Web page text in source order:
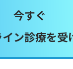
今すぐ
ン診療を受